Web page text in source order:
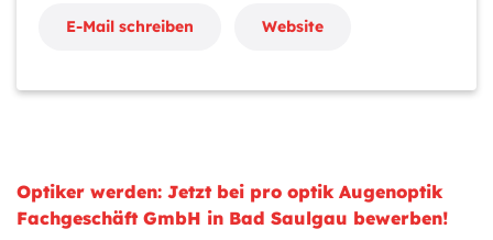
E-Mail schreiben Website
Optiker werden: Jetzt bei pro optik Augenoptik
Fachgeschäft GmbH in Bad Saulgau bewerben!